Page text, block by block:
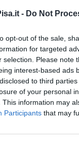
- Do Not
opt-out of the sale,
for targeted
selection. Please note
interest-based ads
to third
of your personal
This information may
Participants that may
della
all'incendionon si
per martedì
del
Usl Toscana Nord
amministrazioni
Bientina, Cascina,
analisi verranno